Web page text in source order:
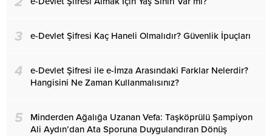
3 e-Devlet Şifresi Kaç Haneli Olmalıdır? Güvenlik İpuçları
4
e-Devlet Şifresi ile e-İmza Arasındaki Farklar Nelerdir?
Hangisini Ne Zaman Kullanmalısınız?
5
Minderden Ağalığa Uzanan Vefa: Taşköprülü Şampiyon
Ali Aydın’dan Ata Sporuna Duygulandıran Dönüş